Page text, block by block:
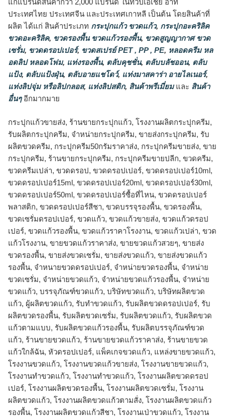
แก่แบรนด์สินค้ากว่า 2,000 แบรนด์ ในทวีปเอเชีย อาทิ
ประเทศไทย ประเทศจีน และประเทศเกาหลี เป็นต้น โดยสินค้าที่
ผลิต ได้แก่ สินค้าประเภท กระปุกแก้ว ขวดแก้ว, กระปุกอะคริลิค
ขวดอะคริลิค, ขวดรองพื้น ขวดแก้วรองพื้น, ขวดสูญญากาศ ขวด
เซรั่ม, ขวดดรอปเปอร์, ขวดสเปรย์ PET , PP , PE, หลอดครีม หล
อดลิป หลอดโฟม, แท่งรองพื้น, ตลับคุชชั่น, ตลับบลัชออน, ตลับ
แป้ง, ตลับแป้งฝุ่น, ตลับอายแชโดว์, แท่งมาสคาร่า อายไลเนอร์,
แท่งลิปจุ่ม หรือลิปกลอส, แท่งลิปสติก, สินค้าพรีเมี่ยมและ สินค้า
อื่นๆอีกมากมาย
กระปุกแก้วขายส่ง, ร้านขายกระปุกแก้ว, โรงงานผลิตกระปุกครีม,
รับผลิตกระปุกครีม, จำหน่ายกระปุกครีม, ขายส่งกระปุกครีม, รับ
ผลิตขวดครีม, กระปุกครีม50กรัมราคาส่ง, กระปุกครีมขายส่ง, ขาย
กระปุกครีม, ร้านขายกระปุกครีม, กระปุกครีมขายปลีก, ขวดครีม,
ขวดครีมเปล่า, ขวดดรอป, ขวดดรอปเปอร์, ขวดดรอปเปอร์10ml,
ขวดดรอปเปอร์15ml, ขวดดรอปเปอร์20ml, ขวดดรอปเปอร์30ml,
ขวดดรอปเปอร์50ml, ขวดดรอปเปอร์ซื้อที่ไหน, ขวดดรอปเปอร์
พลาสติก, ขวดดรอปเปอร์สีชา, ขวดบรรจุรองพื้น, ขวดรองพื้น,
ขวดเซรั่มดรอปเปอร์, ขวดแก้ว, ขวดแก้วขายส่ง, ขวดแก้วดรอป
เปอร์, ขวดแก้วรองพื้น, ขวดแก้วราคาโรงงาน, ขวดแก้วเปล่า, ขวด
แก้วโรงงาน, ขายขวดแก้วราคาส่ง, ขายขวดแก้วสวยๆ, ขายส่ง
ขวดรองพื้น, ขายส่งขวดเซรั่ม, ขายส่งขวดแก้ว, ขายส่งขวดแก้ว
รองพื้น, จำหนายขวดดรอปเปอร์, จำหน่ายขวดรองพื้น, จำหน่าย
ขวดเซรั่ม, จำหน่ายขวดแก้ว, จำหน่ายขวดแก้วรองพื้น, จําหน่าย
ขวดแก้ว, บรรจุภัณฑ์ขวดแก้ว, บริษัทขวดแก้ว, บริษัทผลิตขวด
แก้ว, ผู้ผลิตขวดแก้ว, รับทำขวดแก้ว, รับผลิตขวดดรอปเปอร์, รับ
ผลิตขวดรองพื้น, รับผลิตขวดเซรั่ม, รับผลิตขวดแก้ว, รับผลิตขวด
แก้วตามแบบ, รับผลิตขวดแก้วรองพื้น, รับผลิตบรรจุภัณฑ์ขวด
แก้ว, ร้านขายขวดแก้ว, ร้านขายขวดแก้วราคาส่ง, ร้านขายขวด
แก้วใกล้ฉัน, หัวดรอปเปอร์, แพ็คเกจขวดแก้ว, แหล่งขายขวดแก้ว,
โรงงานขวดแก้ว, โรงงานขวดแก้วขายส่ง, โรงงานขายขวดแก้ว,
โรงงานทำขวดแก้ว, โรงงานทําขวดแก้ว, โรงงานผลิตขวดดรอป
เปอร์, โรงงานผลิตขวดรองพื้น, โรงงานผลิตขวดเซรั่ม, โรงงาน
ผลิตขวดแก้ว, โรงงานผลิตขวดแก้วตามสั่ง, โรงงานผลิตขวดแก้ว
รองพื้น, โรงงานผลิตขวดแก้วสีชา, โรงงานเป่าขวดแก้ว, โรงงาน